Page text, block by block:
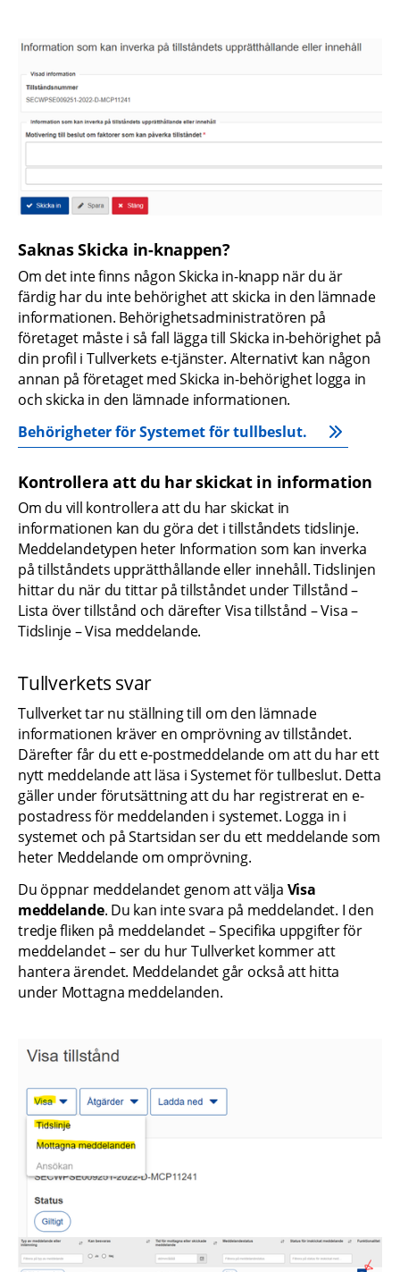
Saknas Skicka in-knappen?
Om det inte finns någon Skicka in-knapp när du är
färdig har du inte behörighet att skicka in den lämnade
informationen. Behörighetsadministratören på
företaget måste i så fall lägga till Skicka in-behörighet på
din profil i Tullverkets e-tjänster. Alternativt kan någon
annan på företaget med Skicka in-behörighet logga in
och skicka in den lämnade informationen.
Behörigheter för Systemet för tullbeslut.
Kontrollera att du har skickat in information
Om du vill kontrollera att du har skickat in
informationen kan du göra det i tillståndets tidslinje.
Meddelandetypen heter Information som kan inverka
på tillståndets upprätthållande eller innehåll. Tidslinjen
hittar du när du tittar på tillståndet under Tillstånd –
Lista över tillstånd och därefter Visa tillstånd – Visa –
Tidslinje – Visa meddelande.
Tullverkets svar
Tullverket tar nu ställning till om den lämnade
informationen kräver en omprövning av tillståndet.
Därefter får du ett e-postmeddelande om att du har ett
nytt meddelande att läsa i Systemet för tullbeslut. Detta
gäller under förutsättning att du har registrerat en e-
postadress för meddelanden i systemet. Logga in i
systemet och på Startsidan ser du ett meddelande som
heter Meddelande om omprövning.
Du öppnar meddelandet genom att välja Visa
meddelande. Du kan inte svara på meddelandet. I den
tredje fliken på meddelandet – Specifika uppgifter för
meddelandet – ser du hur Tullverket kommer att
hantera ärendet. Meddelandet går också att hitta
under Mottagna meddelanden.